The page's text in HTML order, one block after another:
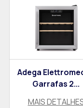
Adega
Garrafas 2...
MAIS